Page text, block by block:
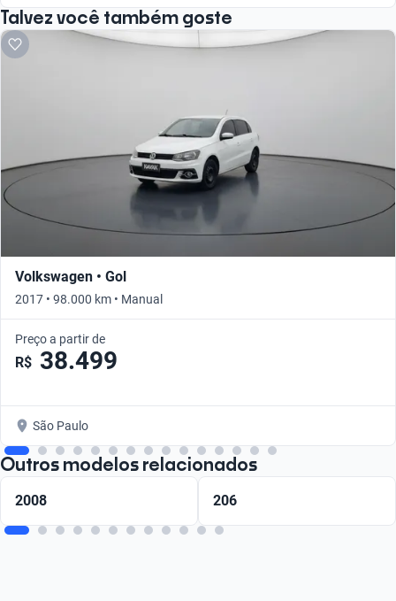
Talvez você também goste
Volkswagen • Gol
2017 • 98.000 km • Manual
Preço a partir de
R$ 38.499
São Paulo
Outros modelos relacionados
2008 206